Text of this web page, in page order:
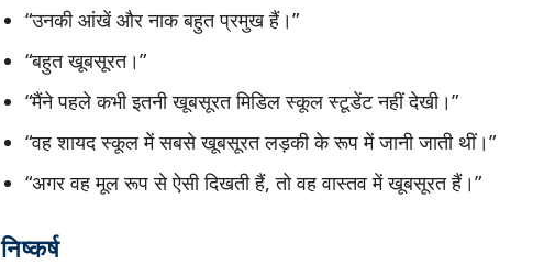
“उनकी आंखें और नाक बहुत प्रमुख हैं।”
“बहुत खूबसूरत।”
“मैंने पहले कभी इतनी खूबसूरत मिडिल स्कूल स्टूडेंट नहीं देखी।”
“वह शायद स्कूल में सबसे खूबसूरत लड़की के रूप में जानी जाती थीं।”
“अगर वह मूल रूप से ऐसी दिखती हैं, तो वह वास्तव में खूबसूरत हैं।”
निष्कर्ष